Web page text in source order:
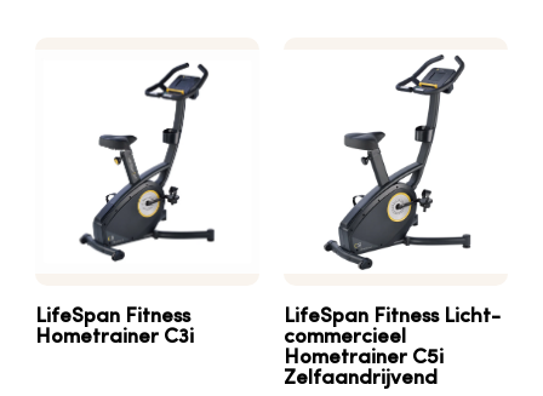
LifeSpan Fitness
Hometrainer C3i
LifeSpan FitnessLicht-
commercieel
Hometrainer C5i
Zelfaandrijvend